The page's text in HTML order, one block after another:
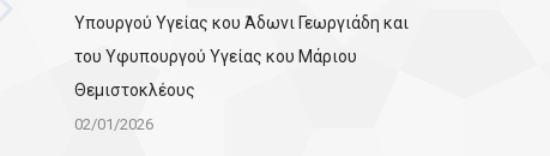
Υπουργού Υγείας κου Άδωνι Γεωργιάδη και
του Υφυπουργού Υγείας κου Μάριου
Θεμιστοκλέους
02/01/2026